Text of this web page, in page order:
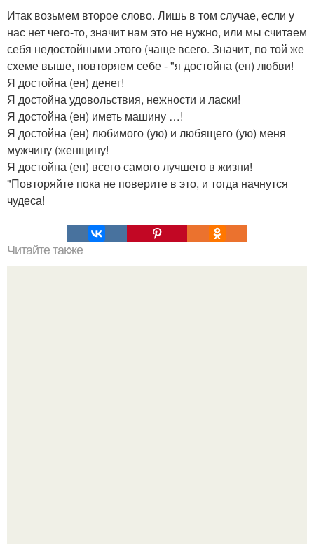
Итак возьмем второе слово. Лишь в том случае, если у
нас нет чего-то, значит нам это не нужно, или мы считаем
себя недостойными этого (чаще всего. Значит, по той же
схеме выше, повторяем себе - "я достойна (ен) любви!
Я достойна (ен) денег!
Я достойна удовольствия, нежности и ласки!
Я достойна (ен) иметь машину …!
Я достойна (ен) любимого (ую) и любящего (ую) меня
мужчину (женщину!
Я достойна (ен) всего самого лучшего в жизни!
"Повторяйте пока не поверите в это, и тогда начнутся
чудеса!
Читайте также